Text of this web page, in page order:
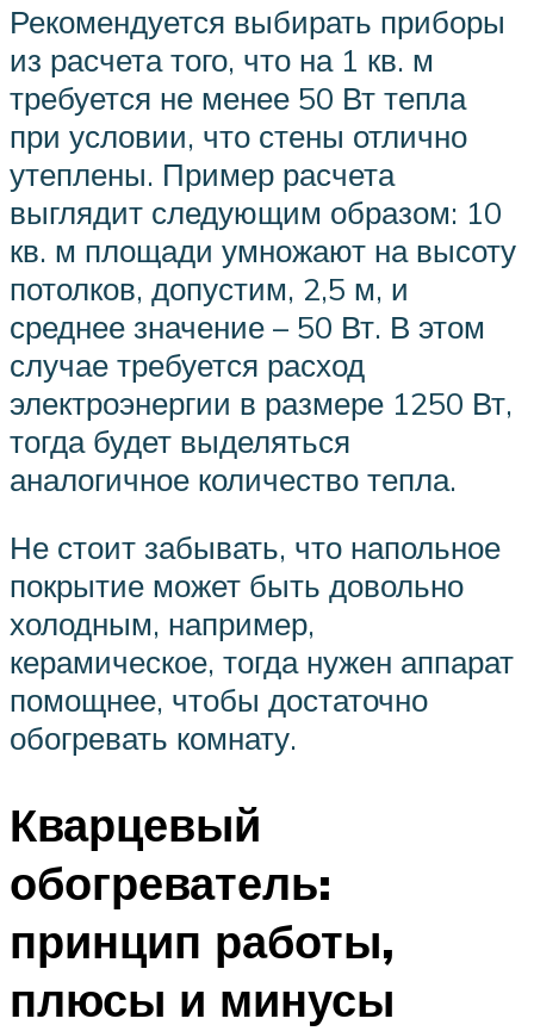
Рекомендуется выбирать приборы
из расчета того, что на 1 кв. м
требуется не менее 50 Вт тепла
при условии, что стены отлично
утеплены. Пример расчета
выглядит следующим образом: 10
кв. м площади умножают на высоту
потолков, допустим, 2,5 м, и
среднее значение – 50 Вт. В этом
случае требуется расход
электроэнергии в размере 1250 Вт,
тогда будет выделяться
аналогичное количество тепла.
Не стоит забывать, что напольное
покрытие может быть довольно
холодным, например,
керамическое, тогда нужен аппарат
помощнее, чтобы достаточно
обогревать комнату.
Кварцевый
обогреватель:
принцип работы,
плюсы и минусы